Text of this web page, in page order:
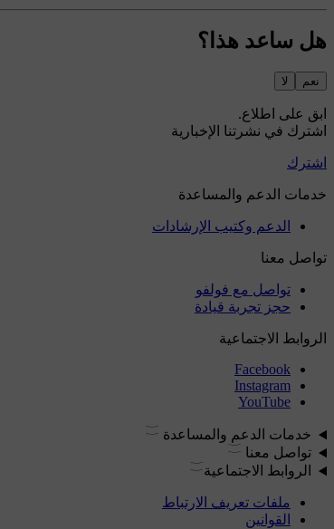
هل ساعد هذا؟
نعم لا